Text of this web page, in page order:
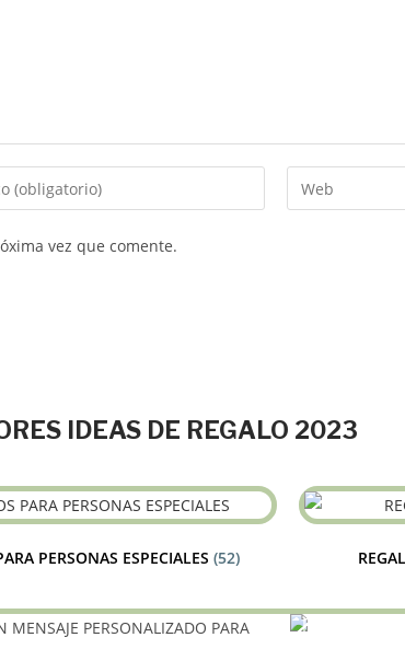
vez que comente.
IDEAS DE REGALO 2023
PERSONAS ESPECIALES (52)